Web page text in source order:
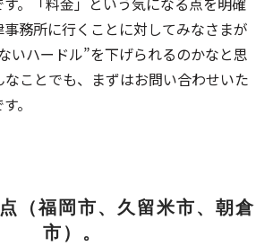
務所に行くことに対してみなさまが
いハードル”を下げられるのかなと思
なことでも、まずはお問い合わせいた
。
（福岡市、久留米市、朝倉
市）。